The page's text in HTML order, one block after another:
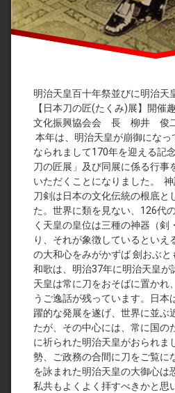
明治天皇百十年祭並びに明治天
【日本刀の匠(たくみ)展】開催
文化振興協会会 長 柳井 俊
本年は、明治天皇が崩御にな
なられまして170年を迎える記
刀の匠展」及び同展に係る行事
いただくことになりました。 神
刀剣は日本の文化伝統の根底と
た。世界に類を見ない、126代
く天皇の皇位は三種の神器（剣
り、それが象徴しているといえ
の大和心をみがかずば 劍おぶ
和歌は、明治37年に明治天皇が
天皇は常に刀をおそばに置かれ
うご逸話が残っています。日本
躍的な発展を遂げ、世界に並ぶ
たが、その中心には、常に国の
に祈られた明治天皇がおられま
勢、ご政務の合間に刀をご覧に
を詠まれた明治天皇の大御心は
私共もよくよく拝すべきかと思